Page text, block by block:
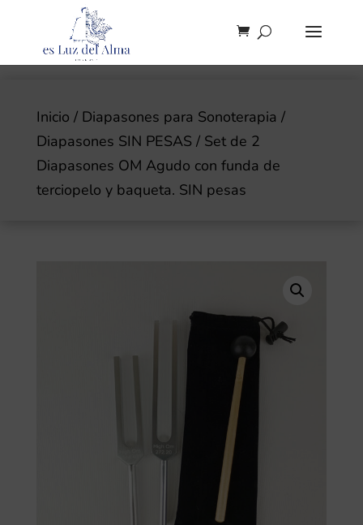
Inicio / Diapasones para Sonoterapia /
Diapasones SIN PESAS / Set de 2
Diapasones OM Agudo con funda de
terciopelo y baqueta. SIN pesas